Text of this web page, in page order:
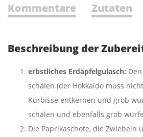
Kommentare
Zutaten
Beschreibung der
erbstliches Erdäpfelgulasch:
schälen (der Hokkaido muss
Kürbisse entkernen und grob
schälen und ebenfalls grob
Die Paprikaschote, die Zwiebeln